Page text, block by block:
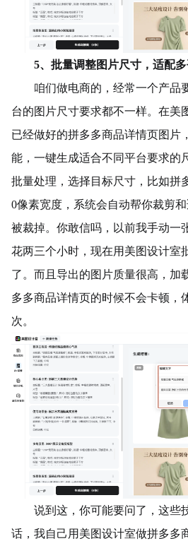
5、批量调整图片尺寸，适配
咱们做电商的，经常一个产品
台的图片尺寸要求都不一样。在美
已经做好的拼多多商品详情页图片
能，一键生成适合不同平台要求的
批量处理，选择目标尺寸，比如拼
0像素宽度，系统会自动帮你裁剪
被裁掉。你敢信吗，以前我手动一
花两三个小时，现在用美图设计室
了。而且导出的图片质量很高，加
多多商品详情页的时候不会卡顿，
次。
说到这，你可能要问了，这些
话，我自己用美图设计室做拼多多